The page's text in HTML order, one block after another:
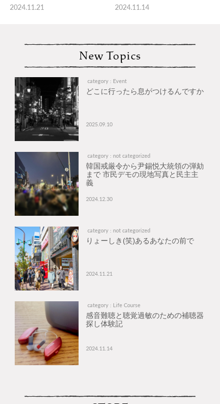
2024.11.21 2024.11.14
New Topics
category : Event
どこに行ったら息がつけるんですか
2025.09.10
category : not categorized
韓国戒厳令から尹錫悦大統領の弾劾
まで 市民デモの現地写真と民主主
義
2024.12.30
category : not categorized
りょーしき(笑)あるあなたの前で
2024.11.21
category : Life Course
感音難聴と聴覚過敏のための補聴器
探し体験記
2024.11.14